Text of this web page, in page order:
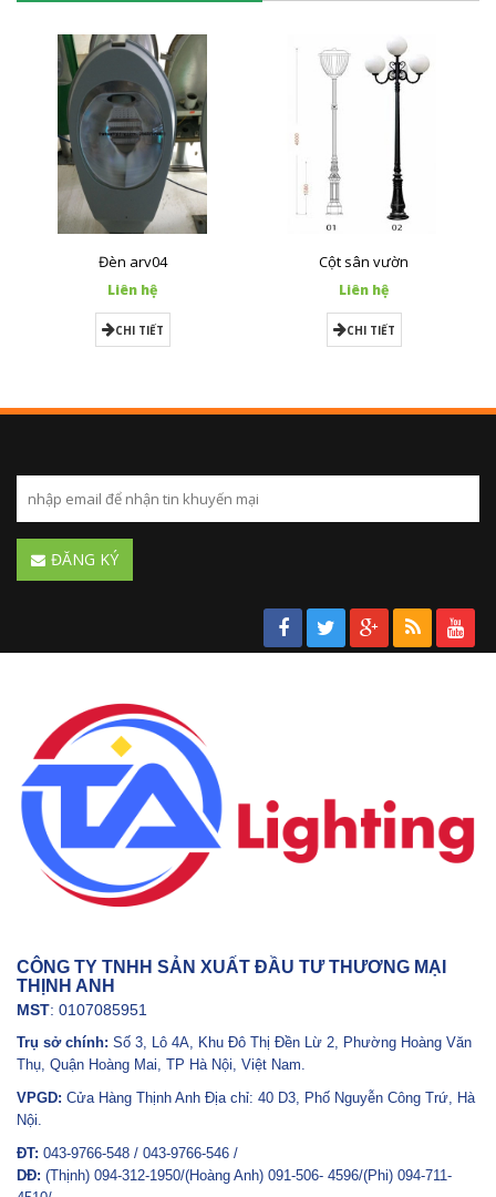
Đèn arv04
Liên hệ
CHI TIẾT
Cột sân vườn
Liên hệ
CHI TIẾT
ĐĂNG KÝ
CÔNG TY TNHH SẢN XUẤT ĐẦU TƯ THƯƠNG MẠI
THỊNH ANH
MST: 0107085951
Trụ sở chính: Số 3, Lô 4A, Khu Đô Thị Đền Lừ 2, Phường Hoàng Văn
Thụ, Quận Hoàng Mai, TP Hà Nội, Việt Nam.
VPGD: Cửa Hàng Thịnh Anh Địa chỉ: 40 D3, Phố Nguyễn Công Trứ, Hà
Nội.
ĐT: 043-9766-548 / 043-9766-546 /
DĐ: (Thịnh) 094-312-1950/(Hoàng Anh) 091-506- 4596/(Phi) 094-711-